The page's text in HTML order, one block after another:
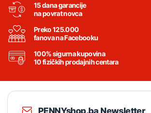
15 dana garancije
na povrat novca
Preko 125.000
fanova na Facebooku
100% sigurna kupovina
10 fizičkih prodajnih centara
PENNYshop.ba Newsletter